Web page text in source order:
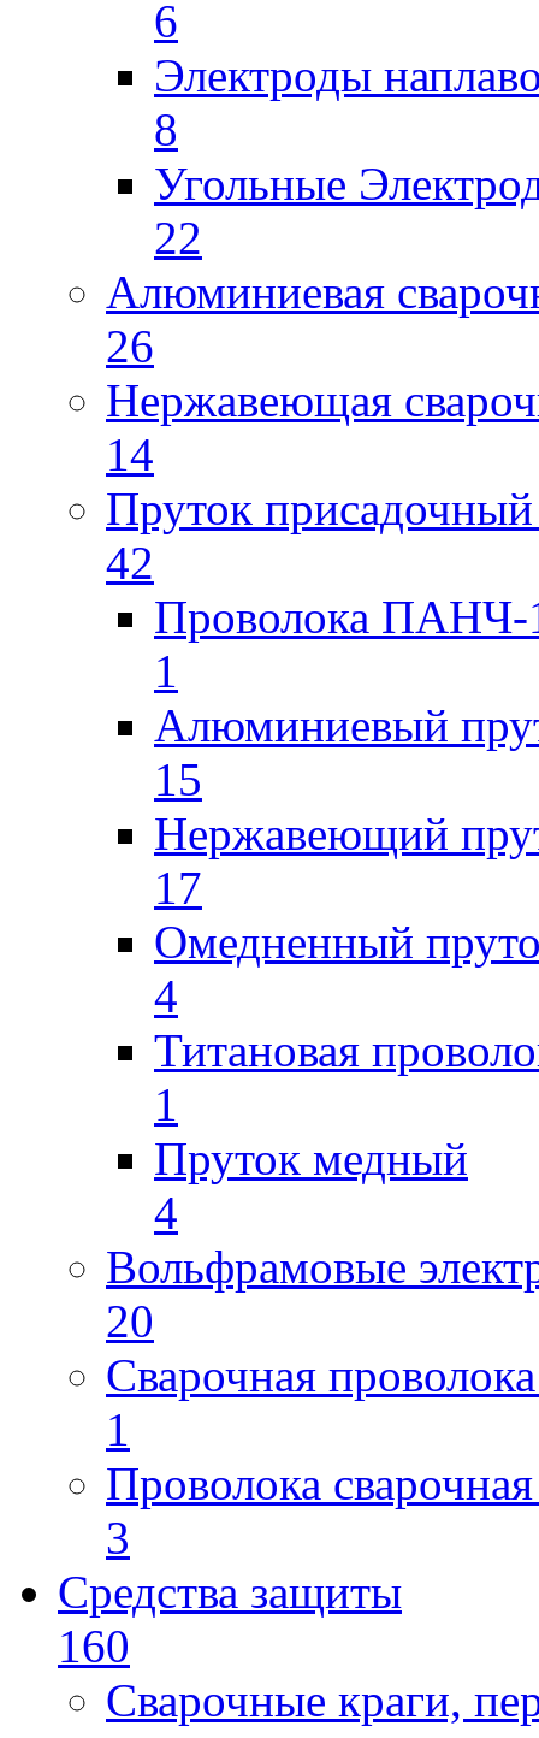
6
Электроды
8
Угольные
22
Алюминиевая
26
Нержавеющая
14
Пруток
42
Проволока ПАНЧ-
1
Алюминиевый
15
Нержавеющий
17
Омедненный
4
Титановая
1
Пруток медный
4
Вольфрамовые
20
Сварочная
1
Проволока
3
Средства защиты
160
Сварочные краги,